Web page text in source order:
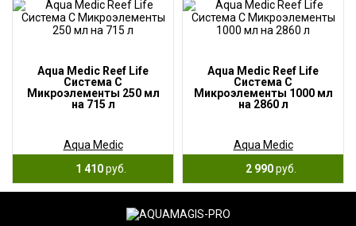
Aqua Medic Reef Life
Система С
Микроэлементы 250 мл
на 715 л
Aqua Medic
1 410руб.
Aqua Medic Reef Life
Система С
Микроэлементы 1000 мл
на 2860 л
Aqua Medic
2 990руб.